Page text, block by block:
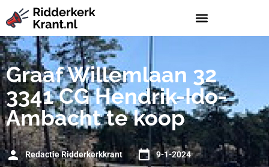
Graaf Willemlaan 32
3341 CG Hendrik-Ido-
Ambacht te koop
Redactie Ridderkerkkrant 9-1-2024